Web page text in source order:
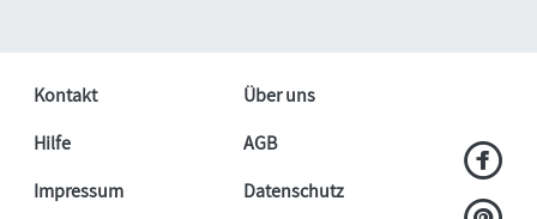
Kontakt
Über uns
Hilfe
AGB
Impressum
Datenschutz